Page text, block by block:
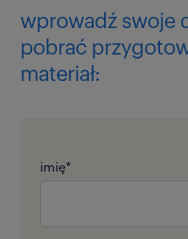
wprowadź swoje
pobrać
materiał:
imię*